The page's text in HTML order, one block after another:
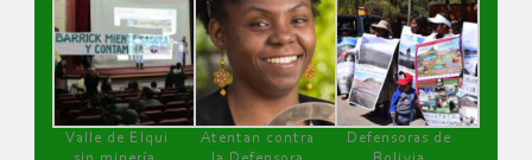
Valle de Elqui
Atentan contra
Defensoras de